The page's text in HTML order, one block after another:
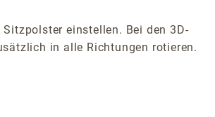
einstellen. Bei den 3D-
in alle Richtungen rotieren.